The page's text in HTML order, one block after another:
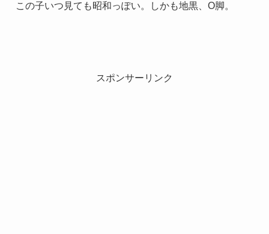
この子いつ見ても昭和っぽい。しかも地黒、O脚。
スポンサーリンク